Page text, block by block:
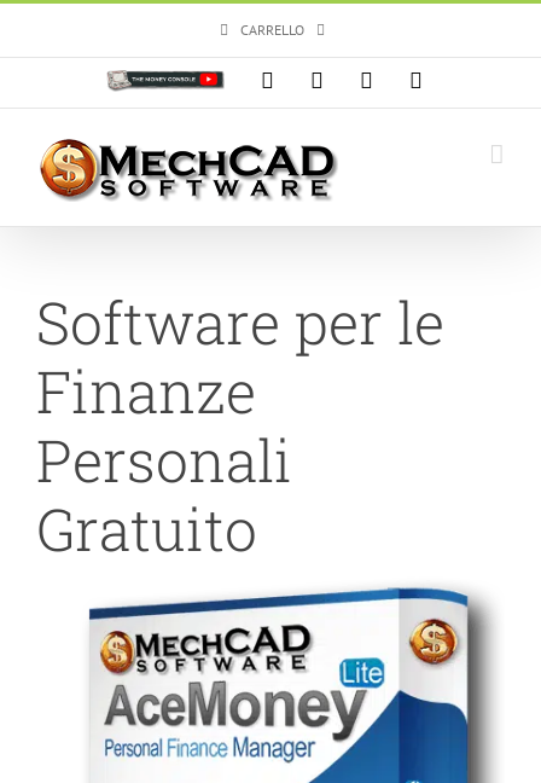
CARRELLO
Personalizzato Facebook Instagram
Software per le
Finanze
Personali
Gratuito